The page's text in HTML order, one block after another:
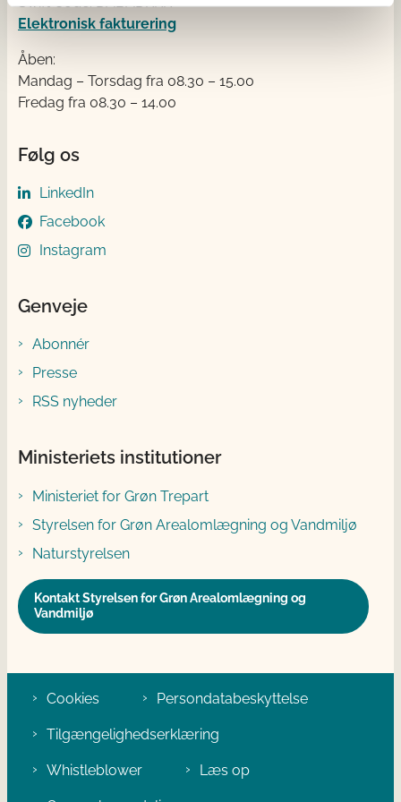
Elektronisk fakturering
Åben:
Mandag – Torsdag fra 08.30 – 15.00
Fredag fra 08.30 – 14.00
Følg os
LinkedIn
Facebook
Instagram
Genveje
Abonnér
Presse
RSS nyheder
Ministeriets institutioner
Ministeriet for Grøn Trepart
Styrelsen for Grøn Arealomlægning og Vandmiljø
Naturstyrelsen
Kontakt Styrelsen for Grøn Arealomlægning og
Vandmiljø
Cookies Persondatabeskyttelse
Tilgængelighedserklæring
Whistleblower Læs op